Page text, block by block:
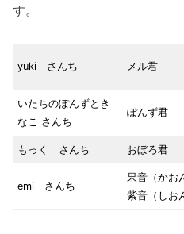
す。
yuki さんち メル君
いたちのぽんずとき
なこ さんち
ぽんず君
もっく さんち おぼろ君
emi さんち
果音（かお
紫音（しお